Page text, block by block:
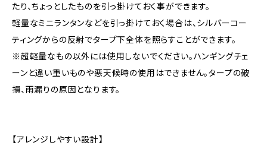
たり、ちょっとしたものを引っ掛けておく事ができます。
軽量なミニランタンなどを引っ掛けておく場合は、シルバーコー
ティングからの反射でタープ下全体を照らすことができます。
※超軽量なもの以外には使用しないでください。ハンギングチェ
ーンと違い重いものや悪天候時の使用はできません。タープの破
損、雨漏りの原因となります。
【アレンジしやすい設計】